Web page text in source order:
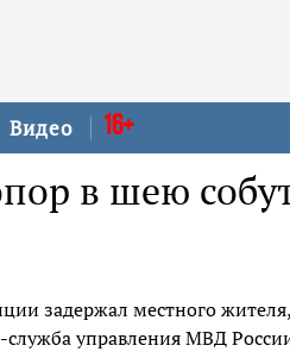
Видео 16+
в шею
задержал местного
управления МВД